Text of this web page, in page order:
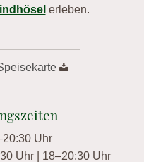
erleben.
Uhr
Uhr | 18–20:30 Uhr